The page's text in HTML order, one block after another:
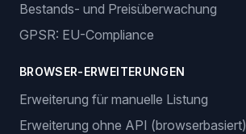
Bestands- und Preisüberwachung
GPSR: EU-Compliance
BROWSER-ERWEITERUNGEN
Erweiterung für manuelle Listung
Erweiterung ohne API (browserbasiert)